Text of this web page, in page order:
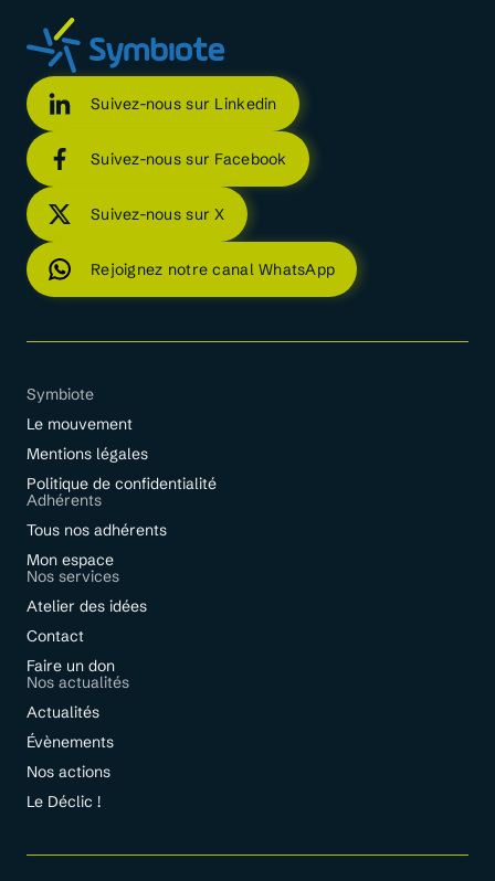
Suivez-nous sur Linkedin
Suivez-nous sur Facebook
Suivez-nous sur X
Rejoignez notre canal WhatsApp
Symbiote
Le mouvement
Mentions légales
Politique de confidentialité
Adhérents
Tous nos adhérents
Mon espace
Nos services
Atelier des idées
Contact
Faire un don
Nos actualités
Actualités
Évènements
Nos actions
Le Déclic !